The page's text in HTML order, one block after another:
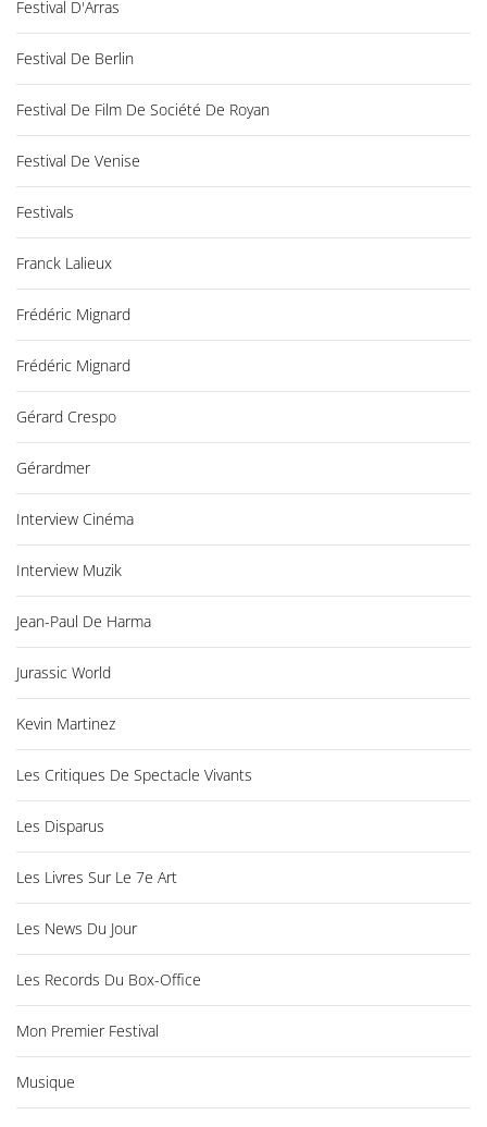
Festival D'Arras
Festival De Berlin
Festival De Film De Société De Royan
Festival De Venise
Festivals
Franck Lalieux
Frédéric Mignard
Frédéric Mignard
Gérard Crespo
Gérardmer
Interview Cinéma
Interview Muzik
Jean-Paul De Harma
Jurassic World
Kevin Martinez
Les Critiques De Spectacle Vivants
Les Disparus
Les Livres Sur Le 7e Art
Les News Du Jour
Les Records Du Box-Office
Mon Premier Festival
Musique